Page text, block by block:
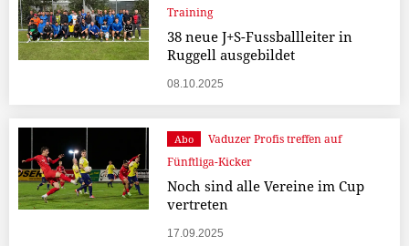
Training
38 neue J+S-Fussballleiter in
Ruggell ausgebildet
08.10.2025
Abo
Vaduzer Profis treffen auf
Fünftliga-Kicker
Noch sind alle Vereine im Cup
vertreten
17.09.2025